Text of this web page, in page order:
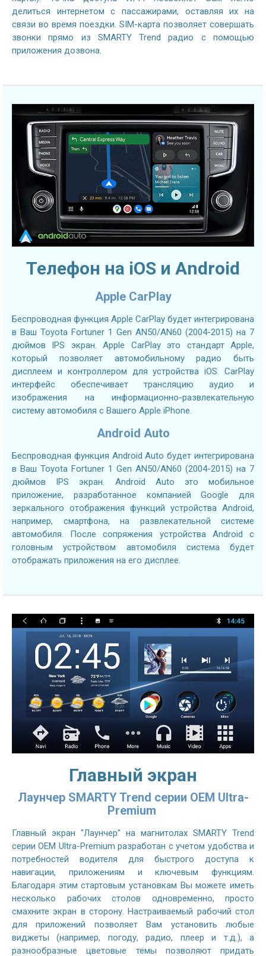
делиться интернетом с пассажирами, оставляя их на
связи во время поездки. SIM-карта позволяет совершать
звонки прямо из SMARTY Trend радио с помощью
приложения дозвона.
Телефон на iOS и Android
Apple CarPlay
Беспроводная функция Apple CarPlay будет интегрирована
в Ваш Toyota Fortuner 1 Gen AN50/AN60 (2004-2015) на 7
дюймов IPS экран. Apple CarPlay это стандарт Apple,
который позволяет автомобильному радио быть
дисплеем и контроллером для устройства iOS. CarPlay
интерфейс обеспечивает трансляцию аудио и
изображения на информационно-развлекательную
систему автомобиля с Вашего Apple iPhone.
Android Auto
Беспроводная функция Android Auto будет интегрирована
в Ваш Toyota Fortuner 1 Gen AN50/AN60 (2004-2015) на 7
дюймов IPS экран. Android Auto это мобильное
приложение, разработанное компанией Google для
зеркального отображения функций устройства Android,
например, смартфона, на развлекательной системе
автомобиля. После сопряжения устройства Android с
головным устройством автомобиля система будет
отображать приложения на его дисплее.
Главный экран
Лаунчер SMARTY Trend серии OEM Ultra-
Premium
Главный экран "Лаунчер" на магнитолах SMARTY Trend
серии OEM Ultra-Premium разработан с учетом удобства и
потребностей водителя для быстрого доступа к
навигации, приложениям и ключевым функциям.
Благодаря этим стартовым установкам Вы можете иметь
несколько рабочих столов одновременно, просто
смахните экран в сторону. Настраиваемый рабочий стол
для приложений позволяет Вам установить любые
виджеты (например, погоду, радио, плеер и т.д.), а
разнообразные цветовые темы позволяют придать